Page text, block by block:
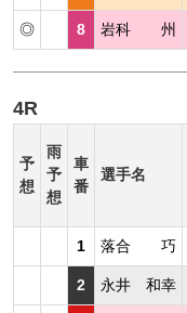
◎ 8 岩科 州
4R
予
想
雨
予
想
車
番
選手名
1 落合 巧
2 永井 和幸